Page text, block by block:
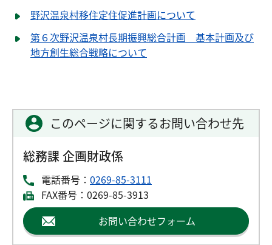
野沢温泉村移住定住促進計画について
第６次野沢温泉村長期振興総合計画 基本計画及び
地方創生総合戦略について
このページに関するお問い合わせ先
総務課 企画財政係
電話番号： 0269-85-3111
FAX番号：0269-85-3913
お問い合わせフォーム